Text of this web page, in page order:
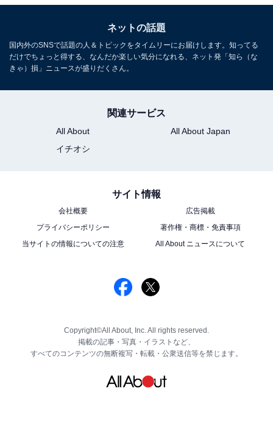
ネットの話題
国内外のSNSで話題の人＆トピックをタイムリーにお届けします。知ってる
だけでちょっと得する、なんだか楽しい気分になれる、ネット発「知ら（な
きゃ）損」ニュースが盛りだくさん。
関連サービス
All About
All About Japan
イチオシ
サイト情報
会社概要
広告掲載
プライバシーポリシー
著作権・商標・免責事項
当サイトの情報についての注意
All About ニュースについて
Copyright©All About, Inc. All rights reserved.
掲載の記事・写真・イラストなど、
すべてのコンテンツの無断複写・転載・公衆送信等を禁じます。